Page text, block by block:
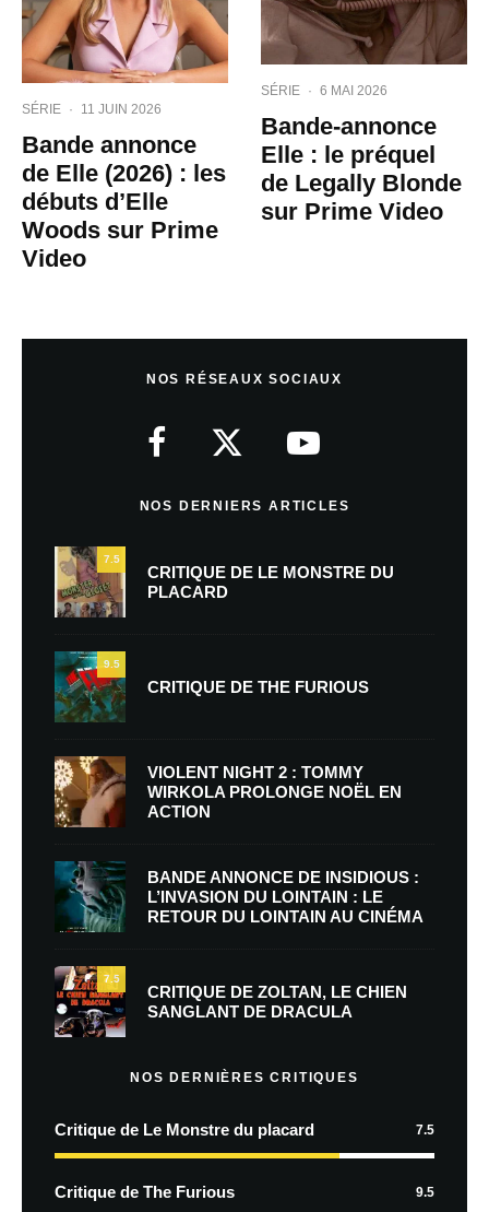
SÉRIE · 11 JUIN 2026
Bande annonce
de Elle (2026) : les
débuts d’Elle
Woods sur Prime
Video
SÉRIE · 6 MAI 2026
Bande-annonce
Elle : le préquel
de Legally Blonde
sur Prime Video
NOS RÉSEAUX SOCIAUX
NOS DERNIERS ARTICLES
7.5
CRITIQUE DE LE MONSTRE DU
PLACARD
9.5
CRITIQUE DE THE FURIOUS
VIOLENT NIGHT 2 : TOMMY
WIRKOLA PROLONGE NOËL EN
ACTION
BANDE ANNONCE DE INSIDIOUS :
L’INVASION DU LOINTAIN : LE
RETOUR DU LOINTAIN AU CINÉMA
7.5
CRITIQUE DE ZOLTAN, LE CHIEN
SANGLANT DE DRACULA
NOS DERNIÈRES CRITIQUES
Critique de Le Monstre du placard 7.5
Critique de The Furious 9.5